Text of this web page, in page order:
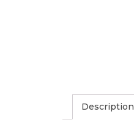
Description